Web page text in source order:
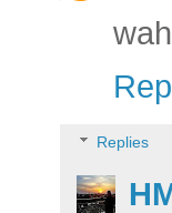
Replies